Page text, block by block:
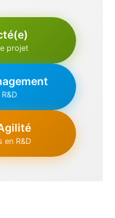
projet
en R&D